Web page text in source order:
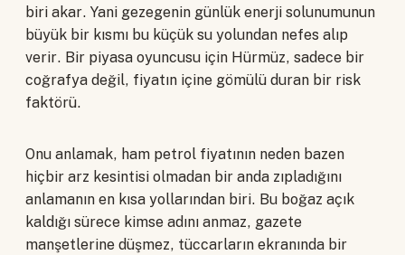
biri akar. Yani gezegenin günlük enerji solunumunun
büyük bir kısmı bu küçük su yolundan nefes alıp
verir. Bir piyasa oyuncusu için Hürmüz, sadece bir
coğrafya değil, fiyatın içine gömülü duran bir risk
faktörü.
Onu anlamak, ham petrol fiyatının neden bazen
hiçbir arz kesintisi olmadan bir anda zıpladığını
anlamanın en kısa yollarından biri. Bu boğaz açık
kaldığı sürece kimse adını anmaz, gazete
manşetlerine düşmez, tüccarların ekranında bir